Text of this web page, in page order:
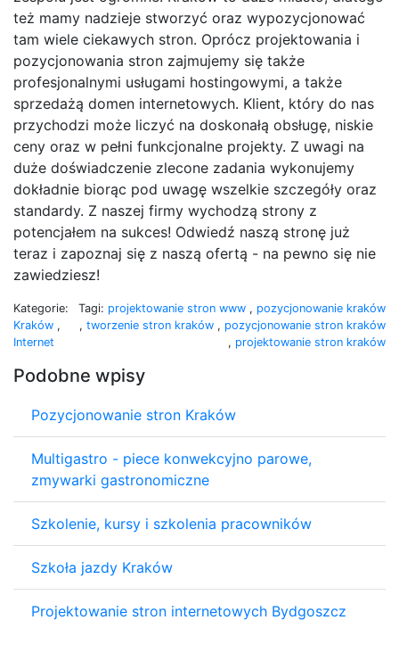
też mamy nadzieje stworzyć oraz wypozycjonować
tam wiele ciekawych stron. Oprócz projektowania i
pozycjonowania stron zajmujemy się także
profesjonalnymi usługami hostingowymi, a także
sprzedażą domen internetowych. Klient, który do nas
przychodzi może liczyć na doskonałą obsługę, niskie
ceny oraz w pełni funkcjonalne projekty. Z uwagi na
duże doświadczenie zlecone zadania wykonujemy
dokładnie biorąc pod uwagę wszelkie szczegóły oraz
standardy. Z naszej firmy wychodzą strony z
potencjałem na sukces! Odwiedź naszą stronę już
teraz i zapoznaj się z naszą ofertą - na pewno się nie
zawiedziesz!
Kategorie:
Kraków ,
Internet
Tagi: projektowanie stron www , pozycjonowanie kraków
, tworzenie stron kraków , pozycjonowanie stron kraków
, projektowanie stron kraków
Podobne wpisy
Pozycjonowanie stron Kraków
Multigastro - piece konwekcyjno parowe,
zmywarki gastronomiczne
Szkolenie, kursy i szkolenia pracowników
Szkoła jazdy Kraków
Projektowanie stron internetowych Bydgoszcz